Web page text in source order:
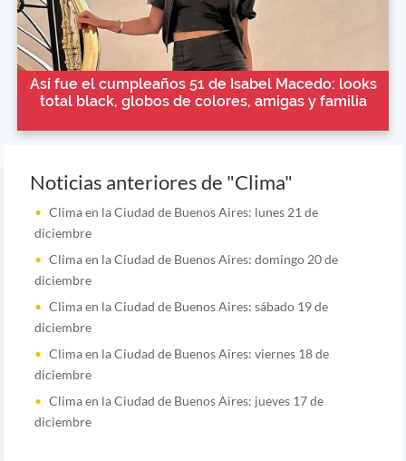
Así fue el cumpleaños 51 de Isabel Macedo: looks
total black, globos de colores, amigas y familia
Noticias anteriores de "Clima"
Clima en la Ciudad de Buenos Aires: lunes 21 de
diciembre
Clima en la Ciudad de Buenos Aires: domingo 20 de
diciembre
Clima en la Ciudad de Buenos Aires: sábado 19 de
diciembre
Clima en la Ciudad de Buenos Aires: viernes 18 de
diciembre
Clima en la Ciudad de Buenos Aires: jueves 17 de
diciembre